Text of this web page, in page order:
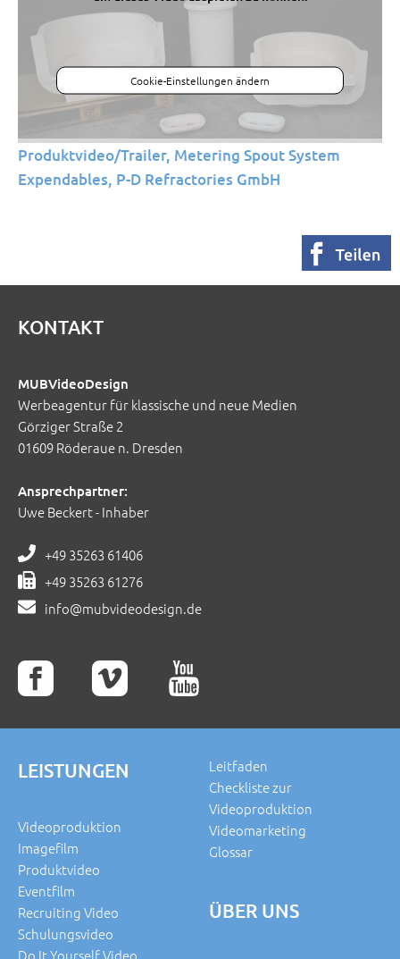
Cookie-Einstellungen ändern
Produktvideo/Trailer, Metering Spout System
Expendables, P-D Refractories GmbH
KONTAKT
MUBVideoDesign
Werbeagentur für klassische und neue Medien
Görziger Straße 2
01609 Röderaue n. Dresden
Ansprechpartner:
Uwe Beckert - Inhaber
+49 35263 61406
+49 35263 61276
info@mubvideodesign.de
LEISTUNGEN
Videoproduktion
Imagefilm
Produktvideo
Eventfilm
Recruiting Video
Schulungsvideo
Do It Yourself Video
Leitfaden
Checkliste zur
Videoproduktion
Videomarketing
Glossar
ÜBER UNS